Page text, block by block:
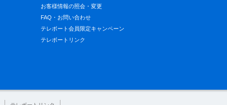
お客様情報の照会・変更
FAQ・お問い合わせ
テレボート会員限定キャンペーン
テレボートリンク